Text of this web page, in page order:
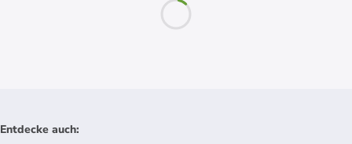
Entdecke auch: